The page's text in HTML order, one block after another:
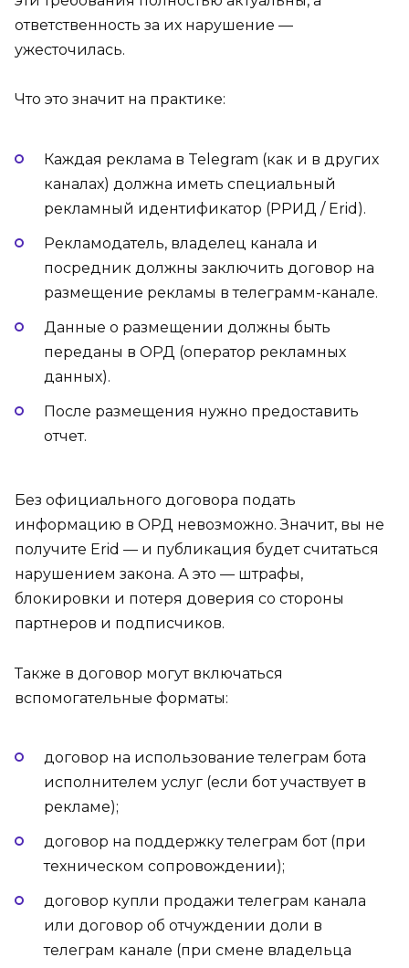
ответственность за их нарушение —
ужесточилась.
Что это значит на практике:
Каждая реклама в Telegram (как и в других
каналах) должна иметь специальный
рекламный идентификатор (РРИД / Erid).
Рекламодатель, владелец канала и
посредник должны заключить договор на
размещение рекламы в телеграмм-канале.
Данные о размещении должны быть
переданы в ОРД (оператор рекламных
данных).
После размещения нужно предоставить
отчет.
Без официального договора подать
информацию в ОРД невозможно. Значит, вы не
получите Erid — и публикация будет считаться
нарушением закона. А это — штрафы,
блокировки и потеря доверия со стороны
партнеров и подписчиков.
Также в договор могут включаться
вспомогательные форматы:
договор на использование телеграм бота
исполнителем услуг (если бот участвует в
рекламе);
договор на поддержку телеграм бот (при
техническом сопровождении);
договор купли продажи телеграм канала
или договор об отчуждении доли в
телеграм канале (при смене владельца